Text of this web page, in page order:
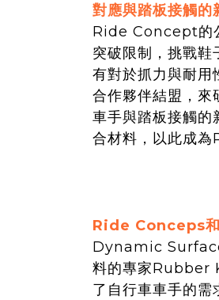
對應與踏板接觸的
Ride Concept的
突破限制，挑戰鞋
有對於抓力與耐用
合作夥伴結盟，來
車手與踏板接觸的
合材料，以此成
Ride Conceps
Dynamic
料的專家Rubber
了自行車車手的需